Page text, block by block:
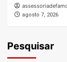
agosto 7, 2026
Pesquisar